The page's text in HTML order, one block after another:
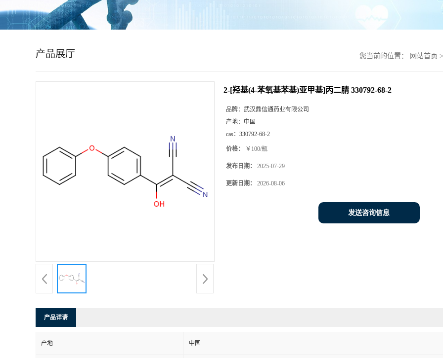
产品展厅 您当前的位置： 网站首页 >
2-[羟基(4-苯氧基苯基)亚甲基]丙二腈 330792-68-2
品牌： 武汉鼎信通药业有限公司
产地： 中国
cas： 330792-68-2
价格： ￥100/瓶
发布日期： 2025-07-29
更新日期： 2026-08-06
发送咨询信息
产品详请
产地 中国